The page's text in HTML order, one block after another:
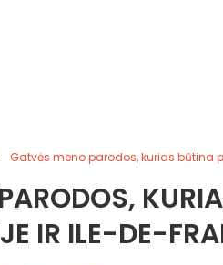
Gatvės meno parodos, kurias būtina
IR ILE-DE-